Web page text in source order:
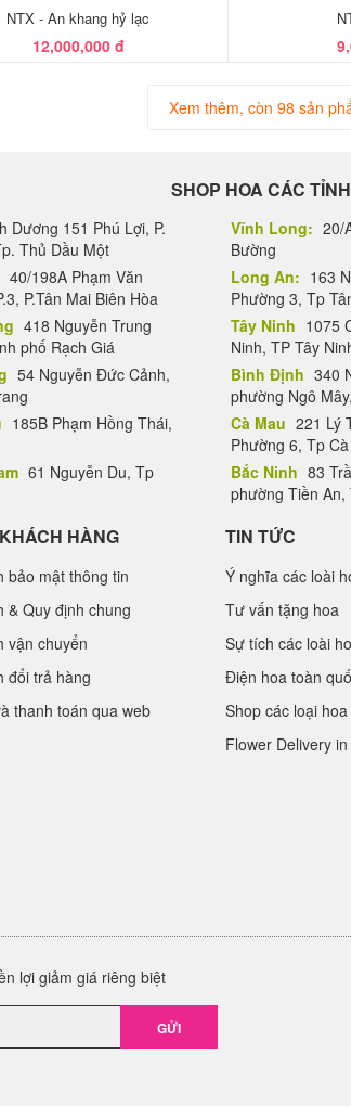
NTX - An khang hỷ lạc
12,000,000 đ
Xem thêm, còn 98 sản
SHOP HOA CÁC TỈNH
Dương 151 Phú Lợi, P.
Thủ Dầu Một
40/198A Phạm Văn
P.Tân Mai Biên Hòa
418 Nguyễn Trung
phố Rạch Giá
54 Nguyễn Đức Cảnh,
185B Phạm Hồng Thái,
61 Nguyễn Du, Tp
Vĩnh Long: 20/
Bường
Long An: 163
Phường 3, Tp
Tây Ninh 1075
Ninh, TP Tây
Bình Định 340
phường Ngô
Cà Mau 221 Lý
Phường 6, Tp
Bắc Ninh 83
phường Tiền An,
HÀNG
bảo mật thông tin
& Quy định chung
vận chuyển
đổi trả hàng
thanh toán qua web
TIN TỨC
Ý nghĩa các loài
Tư vấn tặng hoa
Sự tích các loài
Điện hoa toàn
Shop các loại
Flower Delivery
lợi giảm giá riêng biệt
GỬI